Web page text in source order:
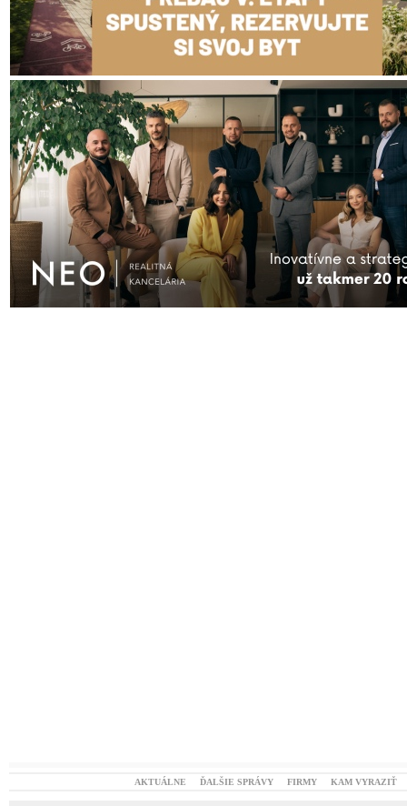
AKTUÁLNE ĎALŠIE SPRÁVY FIRMY KAM VYRAZIŤ